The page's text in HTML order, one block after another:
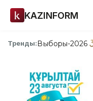
KAZINFORM
Тренды:Выборы-2026